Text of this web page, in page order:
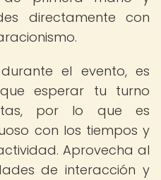
directamente con
el evento, es
esperar tu turno
por lo que es
con los tiempos y
Aprovecha al
de interacción y